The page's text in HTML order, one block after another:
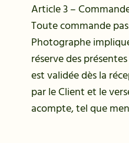
Article 3 –
Toute commande
Photographe
réserve des
est validée dès la
par le Client et le
acompte, tel que